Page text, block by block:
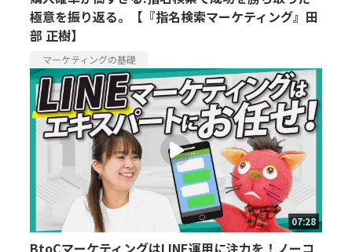
極意を振り返る。【『指名検索マーケティング』田
部 正樹】
マーケティングの基礎
07:28
BtoCマーケティングはLINE運用に注力を！ノーコ